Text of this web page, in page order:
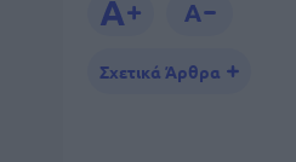
Σχετικά Άρθρα